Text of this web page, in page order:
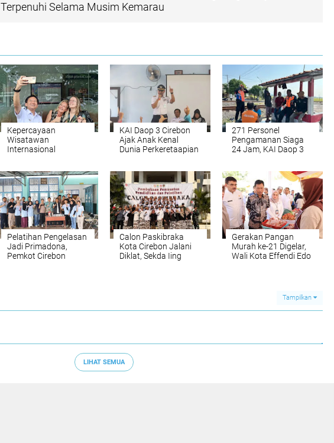
Terpenuhi Selama Musim Kemarau
Kepercayaan
Wisatawan
Internasional
Daop 3 Cirebon
Bertambah 13,8
Persen
KAI Daop 3 Cirebon
Ajak Anak Kenal
Dunia Perkeretaapian
271 Personel
Pengamanan Siaga
24 Jam, KAI Daop 3
Nyaman
Pelatihan Pengelasan
Jadi Primadona,
Pemkot Cirebon
Calon Paskibraka
Kota Cirebon Jalani
Diklat, Sekda Iing
Gerakan Pangan
Murah ke-21 Digelar,
Wali Kota Effendi Edo
Tampilkan
LIHAT SEMUA